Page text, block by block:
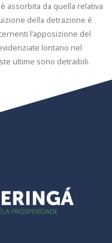
assorbita da quella relativa
della detrazione è
l’apposizione del
lontano nel
ultime sono detraibili.